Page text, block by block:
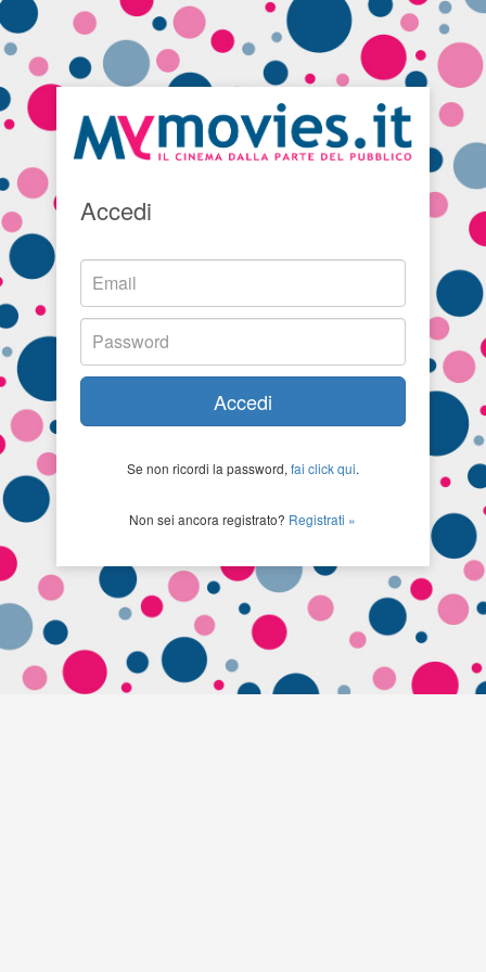
Accedi
Accedi
Se non ricordi la password, fai click qui.
Non sei ancora registrato? Registrati »